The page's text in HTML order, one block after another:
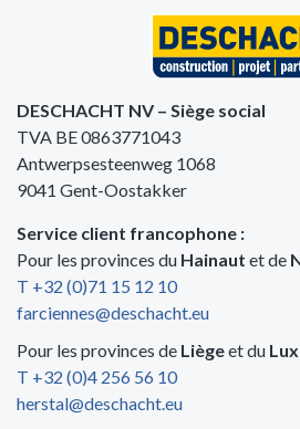
DESCHACHT NV – Siège social
TVA BE 0863771043
Antwerpsesteenweg 1068
9041 Gent-Oostakker
Service client francophone :
Pour les provinces du Hainaut et de
T +32 (0)71 15 12 10
farciennes@deschacht.eu
Pour les provinces de Liègeet du
T +32 (0)4 256 56 10
herstal@deschacht.eu